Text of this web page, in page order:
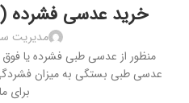
خرید عدسی فشرده
مدیریت
منظور از عدسی طبی فشرده یا
عدسی طبی بستگی به میزان
برای